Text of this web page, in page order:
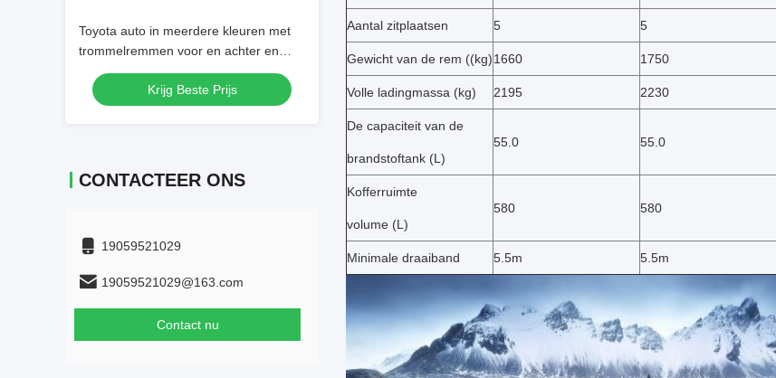
Toyota auto in meerdere kleuren met
trommelremmen voor en achter en
onafhankelijke McPherson-ophanging
Krijg Beste Prijs
CONTACTEER ONS
19059521029
19059521029@163.com
Contact nu
Aantal zitplaatsen 5 5
Gewicht van de rem ((kg)1660 1750
Volle ladingmassa (kg) 2195 2230
De capaciteit van de
brandstoftank (L)
55.0 55.0
Kofferruimte
volume (L)
580 580
Minimale draaiband 5.5m 5.5m